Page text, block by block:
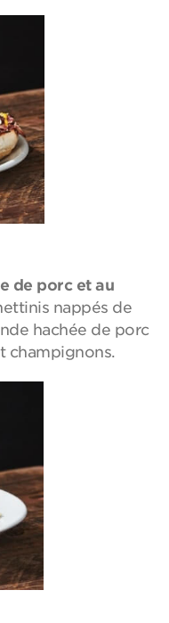
de porc et au
nappés de
hachée de porc
champignons.